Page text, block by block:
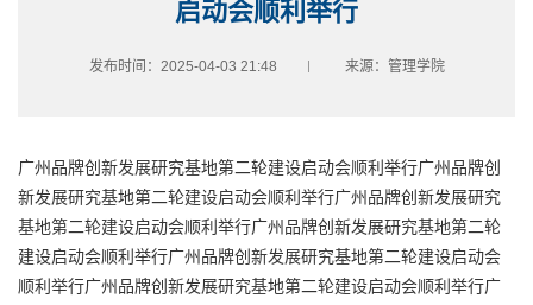
启动会顺利举行
发布时间：2025-04-03 21:48 来源：管理学院
广州品牌创新发展研究基地第二轮建设启动会顺利举行广州品牌创
新发展研究基地第二轮建设启动会顺利举行广州品牌创新发展研究
基地第二轮建设启动会顺利举行广州品牌创新发展研究基地第二轮
建设启动会顺利举行广州品牌创新发展研究基地第二轮建设启动会
顺利举行广州品牌创新发展研究基地第二轮建设启动会顺利举行广